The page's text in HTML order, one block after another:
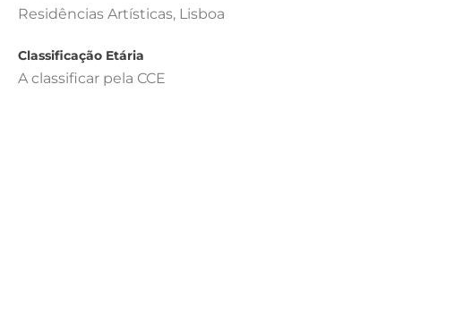
Residências Artísticas, Lisboa
Classificação Etária
A classificar pela CCE